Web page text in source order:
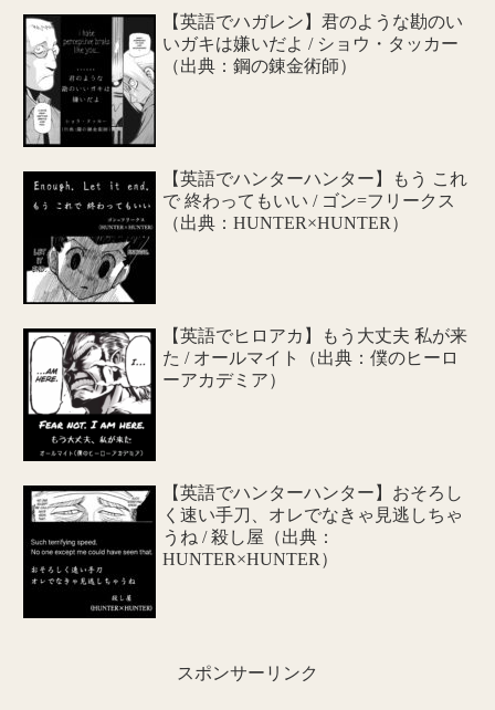
【英語でハガレン】君のような勘のい
いガキは嫌いだよ / ショウ・タッカー
（出典：鋼の錬金術師）
【英語でハンターハンター】もう これ
で 終わってもいい / ゴン=フリークス
（出典：HUNTER×HUNTER）
【英語でヒロアカ】もう大丈夫 私が来
た / オールマイト（出典：僕のヒーロ
ーアカデミア）
【英語でハンターハンター】おそろし
く速い手刀、オレでなきゃ見逃しちゃ
うね / 殺し屋（出典：
HUNTER×HUNTER）
スポンサーリンク